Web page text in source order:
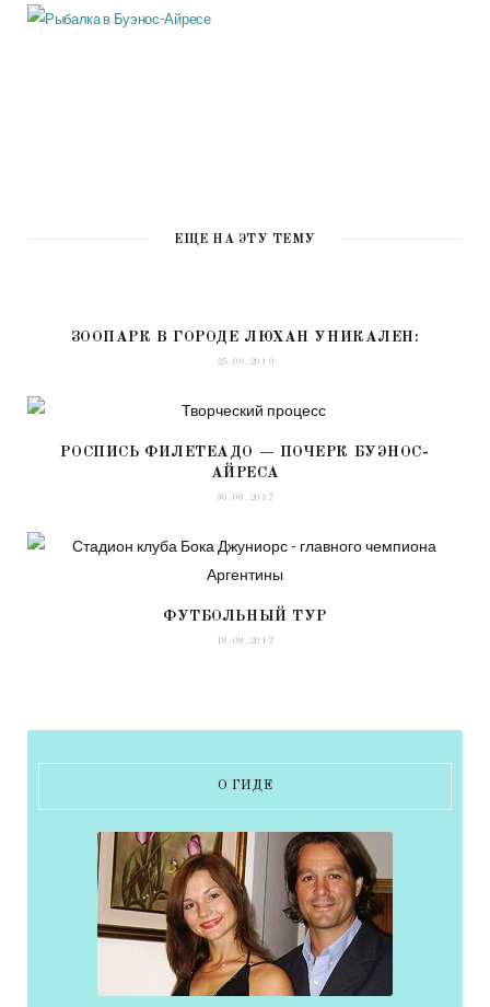
ЕЩЕ НА ЭТУ ТЕМУ
ЗООПАРК В ГОРОДЕ ЛЮХАН УНИКАЛЕН:
25.06.2019
РОСПИСЬ ФИЛЕТЕАДО — ПОЧЕРК БУЭНОС-
АЙРЕСА
30.08.2017
ФУТБОЛЬНЫЙ ТУР
18.08.2017
О ГИДЕ